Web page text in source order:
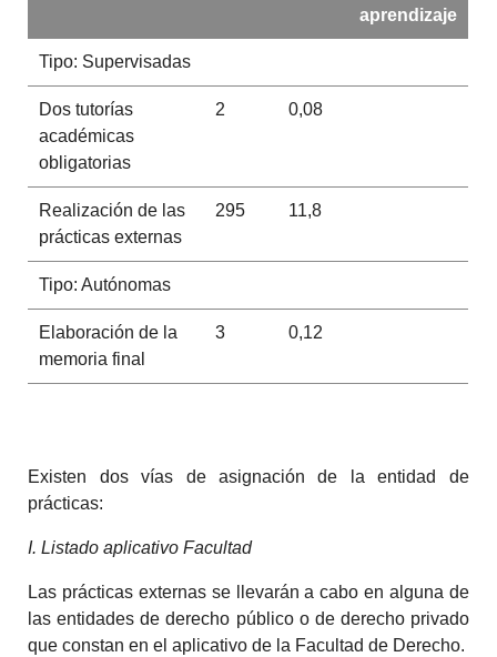
aprendizaje
Tipo: Supervisadas
Dos tutorías
académicas
obligatorias
2 0,08
Realización de las
prácticas externas
295 11,8
Tipo: Autónomas
Elaboración de la
memoria final
3 0,12
Existen dos vías de asignación de la entidad de
prácticas:
I. Listado aplicativo Facultad
Las prácticas externas se llevarán a cabo en alguna de
las entidades de derecho público o de derecho privado
que constan en el aplicativo de la Facultad de Derecho.